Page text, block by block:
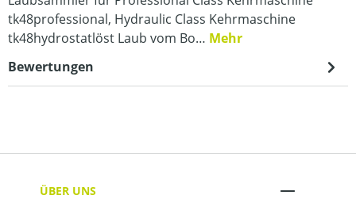
tk48professional, Hydraulic Class Kehrmaschine
tk48hydrostatlöst Laub vom Bo… Mehr
Bewertungen
ÜBER UNS